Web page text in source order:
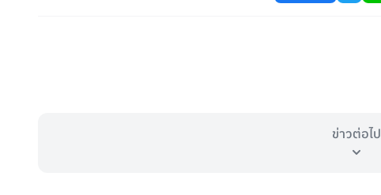
ข่าวต่อไป